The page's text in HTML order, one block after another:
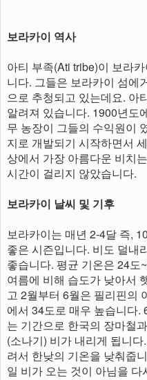
보라카이 역사
아티 부족(Ati tribe)이 보라
니다. 그들은 보라카이 섬에
으로 추청되고 있는데요. 아
알려져 있습니다. 1900년도
무 농장이 그들의 수익원이
지로 개발되기 시작하면서
상에서 가장 아름다운 비치
시간이 걸리지 않았습니다.
보라카이 날씨 및 기후
보라카이는 매년 2-4달 즉,
좋은 시즌입니다. 비도 덜내
좋습니다. 평균 기온은 24도
여름에 비해 습도가 낮아서
고 2월부터 6월은 필리핀의
에서 34도로 매우 높습니다
는 기간으로 한국의 장마철
(소나기) 비가 내리게 됩니
려서 한낮의 기온을 낮춰줍
일 비가 오는 것이 아님을 다